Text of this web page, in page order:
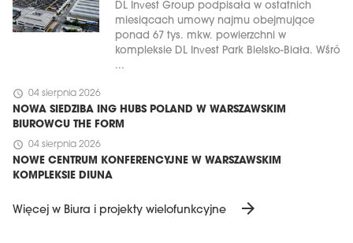
DL Invest Group podpisała w ostatnich
miesiącach umowy najmu obejmujące
ponad 67 tys. mkw. powierzchni w
kompleksie DL Invest Park Bielsko-Biała. Wśró
...
schedule 04 sierpnia 2026
NOWA SIEDZIBA ING HUBS POLAND W WARSZAWSKIM
BIUROWCU THE FORM
schedule 04 sierpnia 2026
NOWE CENTRUM KONFERENCYJNE W WARSZAWSKIM
KOMPLEKSIE DIUNA
Więcej w Biura i projekty wielofunkcyjne arrow_forward